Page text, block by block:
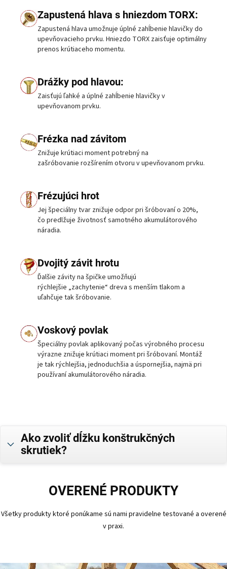
Zapustená hlava s hniezdom TORX:
Zapustená hlava umožnuje úplné zahĺbenie hlavičky do
upevňovacieho prvku. Hniezdo TORX zaisťuje optimálny
prenos krútiaceho momentu.
Drážky pod hlavou:
Zaisťujú ľahké a úplné zahĺbenie hlavičky v
upevňovanom prvku.
Frézka nad závitom
Znižuje krútiaci moment potrebný na
zašróbovanie rozšírením otvoru v upevňovanom prvku.
Frézujúci hrot
Jej špeciálny tvar znižuje odpor pri šróbovaní o 20%,
čo predlžuje životnosť samotného akumulátorového
náradia.
Dvojitý závit hrotu
Ďalšie závity na špičke umožňujú
rýchlejšie „zachytenie“ dreva s menším tlakom a
uľahčuje tak šróbovanie.
Voskový povlak
Špeciálny povlak aplikovaný počas výrobného procesu
výrazne znižuje krútiaci moment pri šróbovaní. Montáž
je tak rýchlejšia, jednoduchšia a úspornejšia, najmä pri
používaní akumulátorového náradia.
Ako zvoliť dĺžku konštrukčných
skrutiek?
OVERENÉ PRODUKTY
Všetky produkty ktoré ponúkame sú nami pravidelne testované a overené
v praxi.